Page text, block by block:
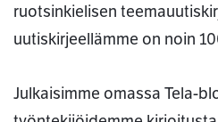
ruotsinkielisen
uutiskirjeellämme on noin
Julkaisimme omassa Tela-